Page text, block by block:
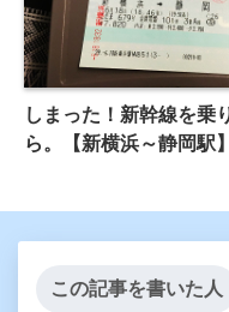
しまった！新幹線を乗
ら。【新横浜～静岡駅
この記事を書いた人